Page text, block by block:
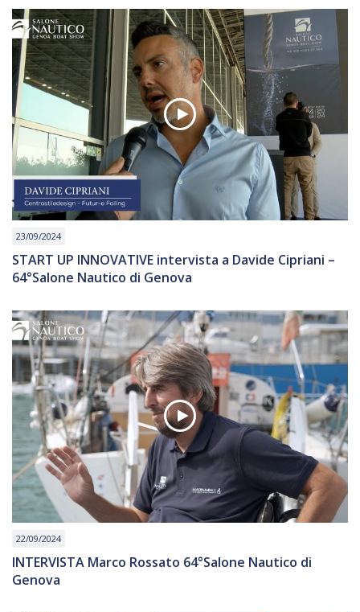
23/09/2024
START UP INNOVATIVE intervista a Davide Cipriani –
64°Salone Nautico di Genova
22/09/2024
INTERVISTA Marco Rossato 64°Salone Nautico di
Genova